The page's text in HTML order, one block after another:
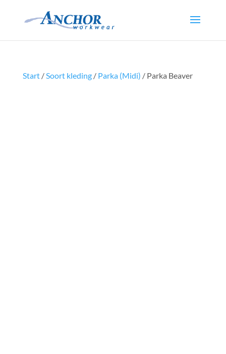
Start/Soort kleding/ Parka (Midi) / Parka Beaver